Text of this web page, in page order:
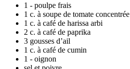
1 - poulpe frais
1 c. à soupe de tomate concentrée
1 c. à café de harissa arbi
2 c. à café de paprika
3 gousses d’ail
1 c. à café de cumin
1 - oignon